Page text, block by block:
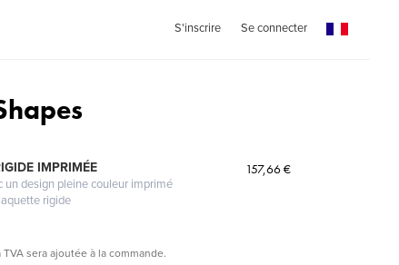
S'inscrire Se connecter
IMPRIMÉE
un design pleine couleur imprimé
rigide
157,66 €
TVA sera ajoutée à la commande.